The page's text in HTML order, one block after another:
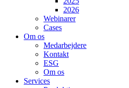
2026
Webinarer
Cases
Om os
Medarbejdere
Kontakt
ESG
Om os
Services